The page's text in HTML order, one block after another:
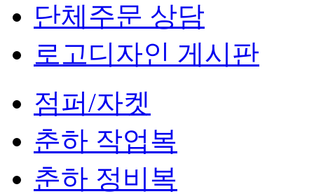
단체주문 상담
로고디자인 게시판
점퍼/자켓
춘하 작업복
춘하 정비복